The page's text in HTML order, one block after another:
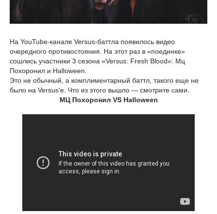
На YouTube-канале Versus-баттла появилось видео
очередного противостояния. На этот раз в «поединке»
сошлись участники 3 сезона «Versus: Fresh Blood»: Мц
Похоронил и Halloween.
Это не обычный, а комплиментарный баттл, такого еще не
было на Versus'е. Что из этого вышло — смотрите сами.
МЦ Похоронил VS Halloween